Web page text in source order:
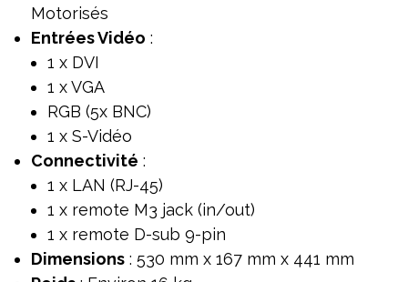
Motorisés
Entrées Vidéo :
1 x DVI
1 x VGA
RGB (5x BNC)
1 x S-Vidéo
Connectivité :
1 x LAN (RJ-45)
1 x remote M3 jack (in/out)
1 x remote D-sub 9-pin
Dimensions : 530 mm x 167 mm x 441 mm